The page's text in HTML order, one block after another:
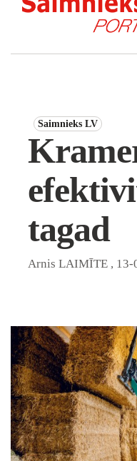
Saimnieks LV
tagad
Arnis LAIMĪTE , 13-